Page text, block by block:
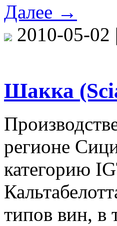
Далее →
2010-05-02 |
Шакка
регионе
категорию
типов вин, в